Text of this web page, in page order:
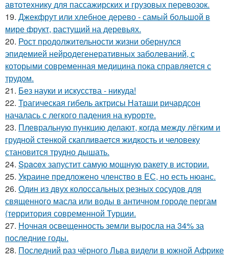
автотехнику для пассажирских и грузовых перевозок.
19. Джекфрут или хлебное дерево - самый большой в
мире фрукт, растущий на деревьях.
20. Рост продолжительности жизни обернулся
эпидемией нейродегенеративных заболеваний, с
которыми современная медицина пока справляется с
трудом.
21. Без науки и искусства - никуда!
22. Трагическая гибель актрисы Наташи ричардсон
началась с легкого падения на курорте.
23. Плевральную пункцию делают, когда между лёгким и
грудной стенкой скапливается жидкость и человеку
становится трудно дышать.
24. Spacex запустит самую мощную ракету в истории.
25. Украине предложено членство в ЕС, но есть нюанс.
26. Один из двух колоссальных резных сосудов для
священного масла или воды в античном городе пергам
(территория современной Турции.
27. Ночная освещенность земли выросла на 34% за
последние годы.
28. Последний раз чёрного Льва видели в южной Африке